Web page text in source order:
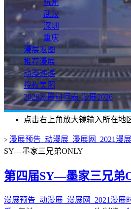
杭州
武汉
深圳
重庆
漫展返图
推荐漫展
动漫速递
授权美图
2026漫展时间表-漫展2026
点击右上角放大镜输入所在地
> 漫展预告_动漫展_漫展网_2021漫
SY—墨家三兄弟ONLY
第四届SY—墨家三兄弟
漫展预告_动漫展_漫展网_2021漫展